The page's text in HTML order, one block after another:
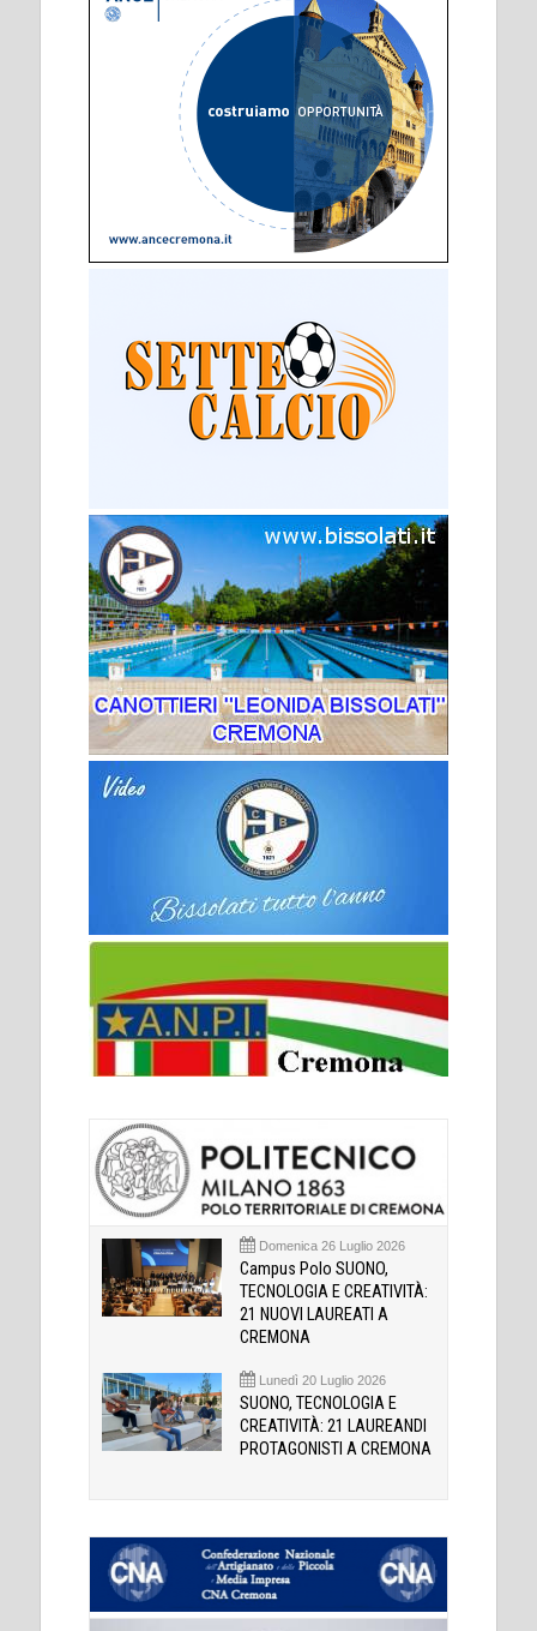
Domenica 26 Luglio 2026
Campus Polo SUONO,
TECNOLOGIA E CREATIVITÀ:
21 NUOVI LAUREATI A
CREMONA
Lunedì 20 Luglio 2026
SUONO, TECNOLOGIA E
CREATIVITÀ: 21 LAUREANDI
PROTAGONISTI A CREMONA